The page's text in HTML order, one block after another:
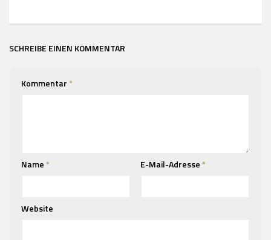
SCHREIBE EINEN KOMMENTAR
Kommentar *
Name * E-Mail-Adresse *
Website